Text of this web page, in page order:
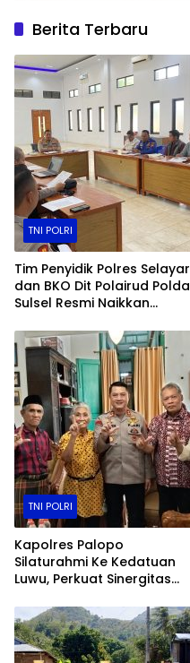
Berita Terbaru
TNI POLRI
Tim Penyidik Polres Selayar
dan BKO Dit Polairud Polda
Sulsel Resmi Naikkan
Salsa ke Tahap Penyidikan
TNI POLRI
Kapolres Palopo
Silaturahmi Ke Kedatuan
Luwu, Perkuat Sinergitas